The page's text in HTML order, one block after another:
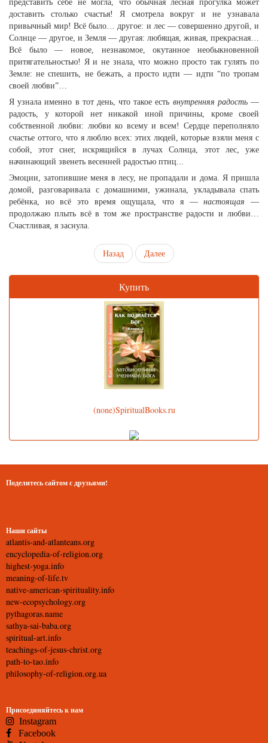
представить себе не могла, что обычная лесная прогулка может
доставить столько счастья! Я смотрела вокруг и не узнавала
привычный мир! Всё было… другое: и лес — совершенно другой, и
Солнце — другое, и Земля — другая: любящая, живая, прекрасная…
Всё было — новое, незнакомое, окутанное необыкновенной
притягательностью! Я и не знала, что можно просто так гулять по
Земле: не спешить, не бежать, а просто идти — идти “по тропам
своей любви”…
Я узнала именно в тот день, что такое есть внутренняя радость—
радость, у которой нет никакой иной причины, кроме своей
собственной любви: любви ко всему и всем! Сердце переполняло
счастье оттого, что я люблю всех: этих людей, которые взяли меня с
собой, этот снег, искрящийся в лучах Солнца, этот лес, уже
начинающий звенеть весенней радостью птиц...
Эмоции, затопившие меня в лесу, не пропадали и дома. Я пришла
домой, разговаривала с домашними, ужинала, укладывала спать
ребёнка, но всё это время ощущала, что я —настоящая —
продолжаю плыть всё в том же пространстве радости и любви…
Счастливая, я заснула.
Назад Далее
Купить
(none)SpiritualBooks.ru
Поделитесь сайтом с друзьями!
Наши сайты
atlantis-and-atlanteans.org
encyclopedia-of-religion.org
highest-yoga.info
meaning-of-life.tv
native-american-spirituality.info
new-ecopsychology.org
pythagoras.name
sathya-sai-baba.org
spiritual-art.info
teachings-of-jesus-christ.org
path-to-tao.info
philosophy-of-religion.org.ua
Присоединяйтесь к нам
Instagram
Facebook